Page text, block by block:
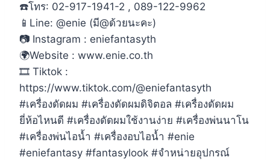
☎️โทร: 02-917-1941-2 , 089-122-9962
📱Line: @enie (มี@ด้วยนะคะ)
📷 Instagram : eniefantasyth
🌍Website : www.enie.co.th
🎞 Tiktok :
https://www.tiktok.com/@eniefantasyth
#เครื่องดัดผม #เครื่องดัดผมดิจิตอล #เครื่องดัดผม
ยี่ห้อไหนดี #เครื่องดัดผมใช้งานง่าย #เครื่องพ่นนาโน
#เครื่องพ่นไอน้ำ #เครื่องอบไอน้ำ #enie
#eniefantasy #fantasylook #จำหน่ายอุปกรณ์